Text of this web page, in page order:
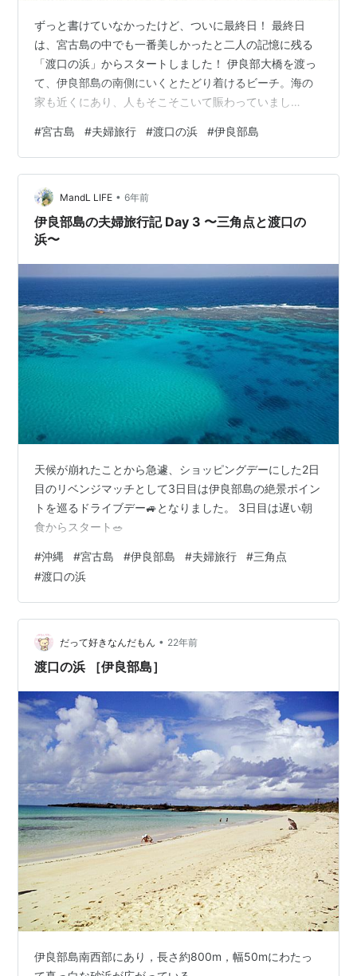
ずっと書けていなかったけど、ついに最終日！ 最終日
は、宮古島の中でも一番美しかったと二人の記憶に残る
「渡口の浜」からスタートしました！ 伊良部大橋を渡っ
て、伊良部島の南側にいくとたどり着けるビーチ。海の
家も近くにあり、人もそこそこいて賑わっていまし
ダーサンドの真っ白な砂浜が透明な水の中でおひさまに
あたってユラユラきらめいているのが綺麗で印象的でし
た。 そこから、伊良部島の観光地（通り池、牧山展望
台、シンビジ、フナウサギバナタ）をぐるっと回ったあ
と、最終日にして初めて海の幸を頂きにレストラン入江
へ…！ south-island.jp 宮古島は…
#宮古島 #夫婦旅行 #渡口の浜 #伊良部島
MandL LIFE • 6年前
伊良部島の夫婦旅行記 Day 3 〜三角点と渡口の
浜〜
天候が崩れたことから急遽、ショッピングデーにした2日
目のリベンジマッチとして3日目は伊良部島の絶景ポイン
トを巡るドライブデー🚙となりました。 3日目は遅い朝
食からスタート🥗
#沖縄 #宮古島 #伊良部島 #夫婦旅行 #三角点
#渡口の浜
だって好きなんだもん • 22年前
渡口の浜 ［伊良部島］
伊良部島南西部にあり，長さ約800m，幅50mにわたっ